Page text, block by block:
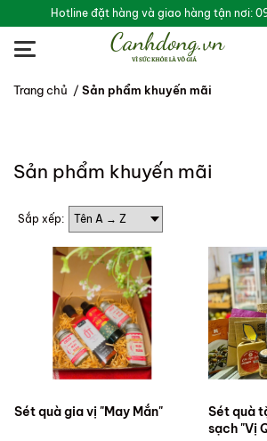
Hotline đặt hàng và giao hàng tận nơi:
Trang chủ / Sản phẩm khuyến mãi
Sản phẩm khuyến mãi
Sắp xếp:
Sét quà gia vị "May Mắn"
Sét quà
sạch "Vị